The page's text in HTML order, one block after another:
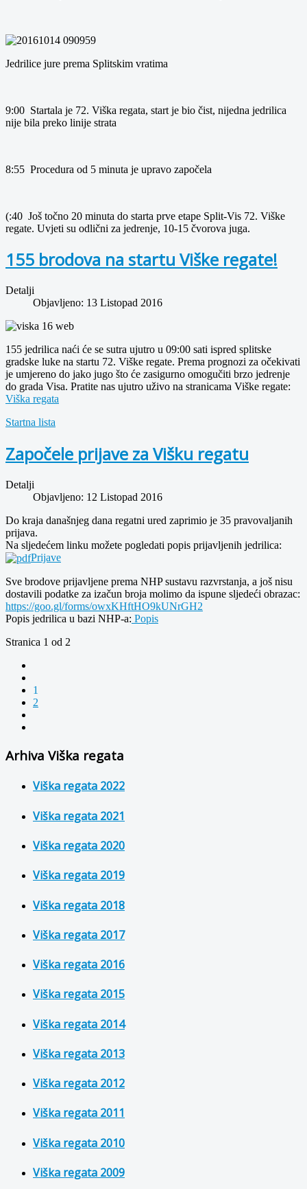
Jedrilice jure prema Splitskim vratima
9:00 Startala je 72. Viška regata, start je bio čist, nijedna jedrilica
nije bila preko linije strata
8:55 Procedura od 5 minuta je upravo započela
(:40 Još točno 20 minuta do starta prve etape Split-Vis 72. Viške
regate. Uvjeti su odlični za jedrenje, 10-15 čvorova juga.
155 brodova na startu Viške regate!
Detalji
Objavljeno: 13 Listopad 2016
155 jedrilica naći će se sutra ujutro u 09:00 sati ispred splitske
gradske luke na startu 72. Viške regate. Prema prognozi za očekivati
je umjereno do jako jugo što će zasigurno omogučiti brzo jedrenje
do grada Visa. Pratite nas ujutro uživo na stranicama Viške regate:
Viška regata
Startna lista
Započele prijave za Višku regatu
Detalji
Objavljeno: 12 Listopad 2016
Do kraja današnjeg dana regatni ured zaprimio je 35 pravovaljanih
prijava.
Na sljedećem linku možete pogledati popis prijavljenih jedrilica:
Prijave
Sve brodove prijavljene prema NHP sustavu razvrstanja, a još nisu
dostavili podatke za izačun broja molimo da ispune sljedeći obrazac:
https://goo.gl/forms/owxKHftHO9kUNrGH2
Popis jedrilica u bazi NHP-a: Popis
Stranica 1 od 2
1
2
Arhiva Viška regata
Viška regata 2022
Viška regata 2021
Viška regata 2020
Viška regata 2019
Viška regata 2018
Viška regata 2017
Viška regata 2016
Viška regata 2015
Viška regata 2014
Viška regata 2013
Viška regata 2012
Viška regata 2011
Viška regata 2010
Viška regata 2009